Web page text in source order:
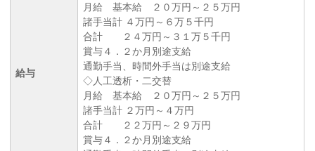
給与
月給 基本給 ２０万円～２５万円
諸手当計 ４万円～６万５千円
合計 ２４万円～３１万５千円
賞与４．２か月別途支給
通勤手当、時間外手当は別途支給
◇人工透析・二交替
月給 基本給 ２０万円～２５万円
諸手当計 ２万円～４万円
合計 ２２万円～２９万円
賞与４．２か月別途支給